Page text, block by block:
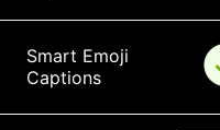
Smart Emoji
Captions